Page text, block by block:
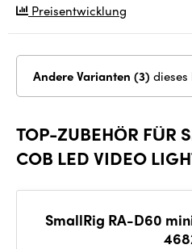
Preisentwicklung
Andere Varianten (3) dieses
TOP-ZUBEHÖR FÜR
COB LED VIDEO
SmallRig RA-D60